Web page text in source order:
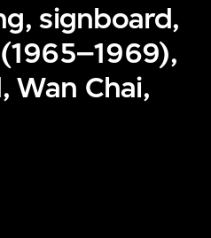
signboard,
Wan Chai,